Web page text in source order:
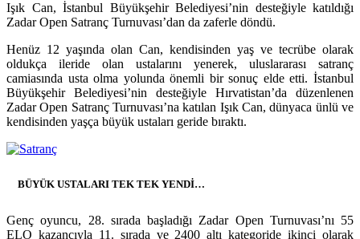
Işık Can, İstanbul Büyükşehir Belediyesi’nin desteğiyle katıldığı
Zadar Open Satranç Turnuvası’dan da zaferle döndü.
Henüz 12 yaşında olan Can, kendisinden yaş ve tecrübe olarak
oldukça ileride olan ustalarını yenerek, uluslararası satranç
camiasında usta olma yolunda önemli bir sonuç elde etti. İstanbul
Büyükşehir Belediyesi’nin desteğiyle Hırvatistan’da düzenlenen
Zadar Open Satranç Turnuvası’na katılan Işık Can, dünyaca ünlü ve
kendisinden yaşça büyük ustaları geride bıraktı.
BÜYÜK USTALARI TEK TEK YENDİ…
Genç oyuncu, 28. sırada başladığı Zadar Open Turnuvası’nı 55
ELO kazancıyla 11. sırada ve 2400 altı kategoride ikinci olarak